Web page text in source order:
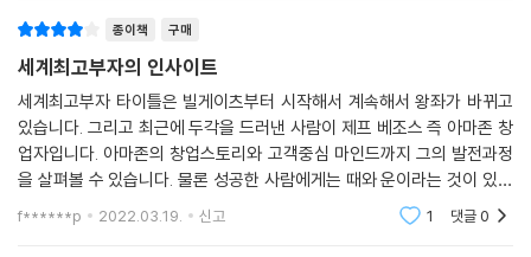
다른 곳을 찾아야 한다는 것과는 다릅니다. 이런 주장은 제게 아무런 자극
도 주지 않습니다. 고등학교에 다닐 때 저는 이런 글을 썼습니다. “지구는
유한하다. 세계 경제와 인구가 계속 확장·증가한다면 우주 진출만이 유일
한 길이다.” 저는 아직도 이렇게 믿고 있습니다.
--- p.126~127
우리는 어떤 일이 있어도 항상 고객에게 초점을 맞출 것입니다.
여러분의 나침반이 되도록 하세요. 항상 첫날로 남을 수 있게 하세요.”
세계적인 베스트셀러 《스티브 잡스》의 저자 월터 아이작슨,
그가 분석한 제프 베조스의 5가지 성공 원칙
《제프 베조스, 발명과 방황》의 서문은 《스티브 잡스》 《레오나르도 다빈
서 아이작슨은 제프 베조스를 스티브 잡스, 레오나르도 다빈치, 알베르트
종이책 구매
세계최고부자의 인사이트
세계최고부자 타이틀은 빌게이츠부터 시작해서 계속해서 왕좌가 바뀌고
있습니다. 그리고 최근에 두각을 드러낸 사람이 제프 베조스 즉 아마존 창
업자입니다. 아마존의 창업스토리와 고객중심 마인드까지 그의 발전과정
을 살펴볼 수 있습니다. 물론 성공한 사람에게는 때와 운이라는 것이 있어
서, 이 책을 읽는다고 독자가 성공할 수는 없겠지만, 그 속에서의 고민과 해
결방법 들을 보면
f******p 2022.03.19. 신고 1 댓글0